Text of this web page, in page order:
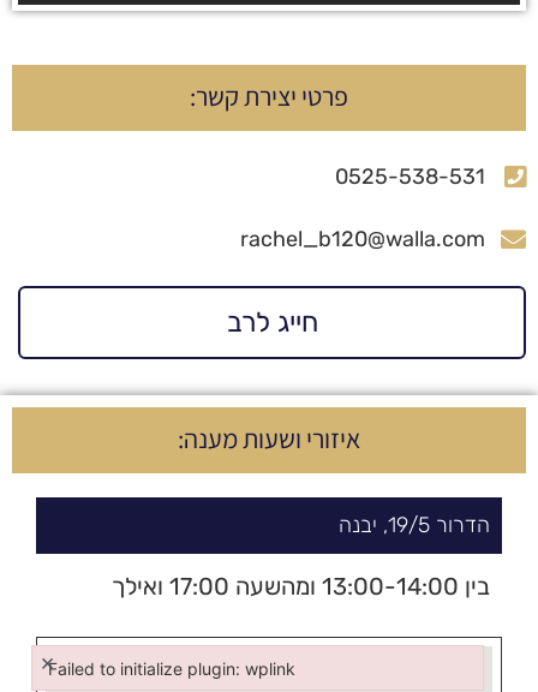
פרטי יצירת קשר:
0525-538-531
rachel_b120@walla.com
חייג לרב
איזורי ושעות מענה:
הדרור 5/
19, יבנה
בין 13:00-14:00 ומהשעה 17:00 ואילך
Failed to initialize plugin: wplink
×